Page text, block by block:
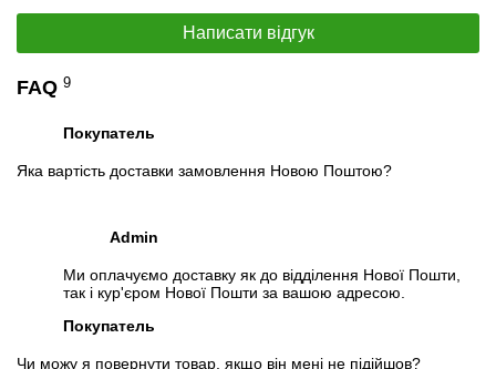
Написати відгук
FAQ 9
Покупатель
Яка вартість доставки замовлення Новою Поштою?
Admin
Ми оплачуємо доставку як до відділення Нової Пошти,
так і кур'єром Нової Пошти за вашою адресою.
Покупатель
Чи можу я повернути товар, якщо він мені не підійшов?